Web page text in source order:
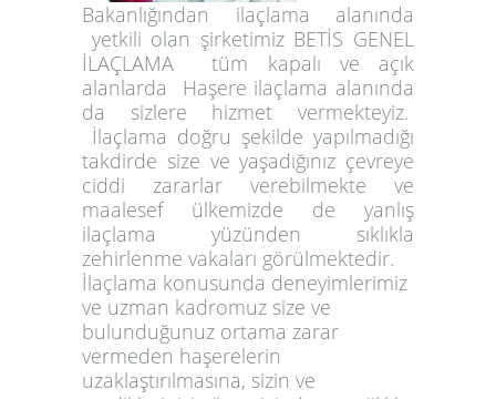
Bakanlığından ilaçlama alanında
yetkili olan şirketimiz BETİS GENEL
İLAÇLAMA tüm kapalı ve açık
alanlarda Haşere ilaçlama alanında
da sizlere hizmet vermekteyiz.
İlaçlama doğru şekilde yapılmadığı
takdirde size ve yaşadığınız çevreye
ciddi zararlar verebilmekte ve
maalesef ülkemizde de yanlış
ilaçlama yüzünden sıklıkla
zehirlenme vakaları görülmektedir.
İlaçlama konusunda deneyimlerimiz
ve uzman kadromuz size ve
bulunduğunuz ortama zarar
vermeden haşerelerin
uzaklaştırılmasına, sizin ve